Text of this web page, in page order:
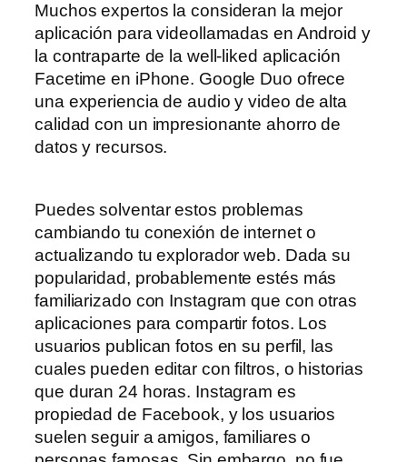
Muchos expertos la consideran la mejor
aplicación para videollamadas en Android y
la contraparte de la well-liked aplicación
Facetime en iPhone. Google Duo ofrece
una experiencia de audio y video de alta
calidad con un impresionante ahorro de
datos y recursos.
Puedes solventar estos problemas
cambiando tu conexión de internet o
actualizando tu explorador web. Dada su
popularidad, probablemente estés más
familiarizado con Instagram que con otras
aplicaciones para compartir fotos. Los
usuarios publican fotos en su perfil, las
cuales pueden editar con filtros, o historias
que duran 24 horas. Instagram es
propiedad de Facebook, y los usuarios
suelen seguir a amigos, familiares o